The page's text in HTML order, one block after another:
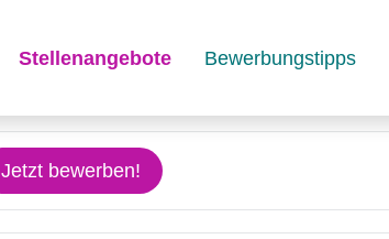
Stellenangebote Bewerbungstipps
Jetzt bewerben!